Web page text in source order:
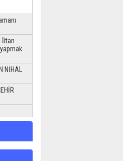
İltan
NİHAL